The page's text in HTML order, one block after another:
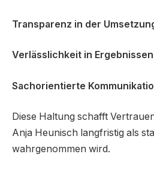
Transparenz in der
Verlässlichkeit in Ergebnissen
Sachorientierte
Diese Haltung schafft
Anja Heunisch langfristig als
wahrgenommen wird.